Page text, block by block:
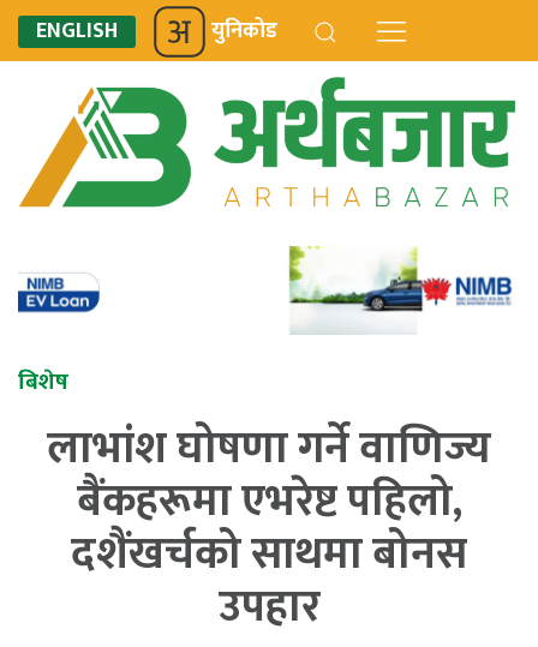
ENGLISH युनिकोड
बिशेष
लाभांश घोषणा गर्ने वाणिज्य
बैंकहरूमा एभरेष्ट पहिलो,
दशैंखर्चको साथमा बोनस
उपहार